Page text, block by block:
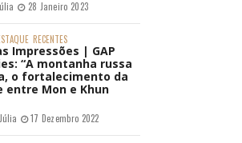
28 Janeiro 2023
RECENTES
Impressões | GAP
“A montanha russa
o fortalecimento da
entre Mon e Khun
17 Dezembro 2022